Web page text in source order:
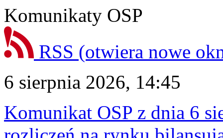
Komunikaty OSP
RSS (otwiera nowe
6 sierpnia 2026, 14:45
Komunikat OSP z dnia 6